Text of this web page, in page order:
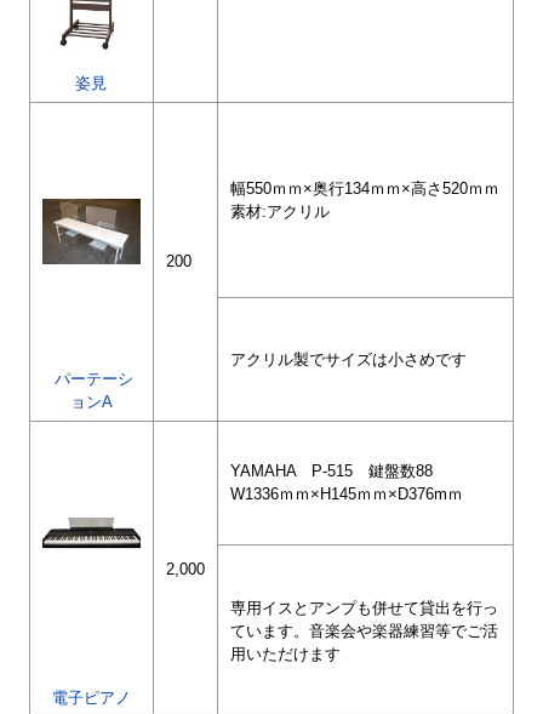
姿見
パーテーシ
ョンA
200
幅550ｍｍ×奥行134ｍｍ×高さ520ｍｍ
素材:アクリル
アクリル製でサイズは小さめです
電子ピアノ
2,000
YAMAHA P-515 鍵盤数88
W1336ｍｍ×H145ｍｍ×D376mｍ
専用イスとアンプも併せて貸出を行っ
ています。音楽会や楽器練習等でご活
用いただけます